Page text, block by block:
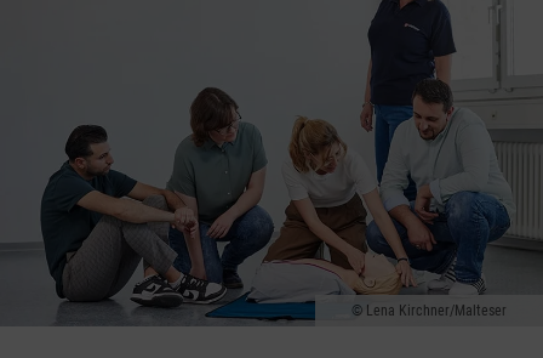
Lena Kirchner/Malteser